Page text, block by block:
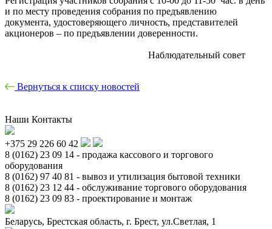
и по месту проведения собрания по предъявлению
документа, удостоверяющего личность, представителей
акционеров – по предъявлении доверенности.
Наблюдательный совет
Вернуться к списку новостей
Наши Контакты
+375 29 226 60 42
8 (0162) 23 09 14 - продажа кассового и торгового
оборудования
8 (0162) 97 40 81 - вывоз и утилизация бытовой техники
8 (0162) 23 12 44 - обслуживание торгового оборудования
8 (0162) 23 09 83 - проектирование и монтаж
Беларусь, Брестская область, г. Брест, ул.Светлая, 1